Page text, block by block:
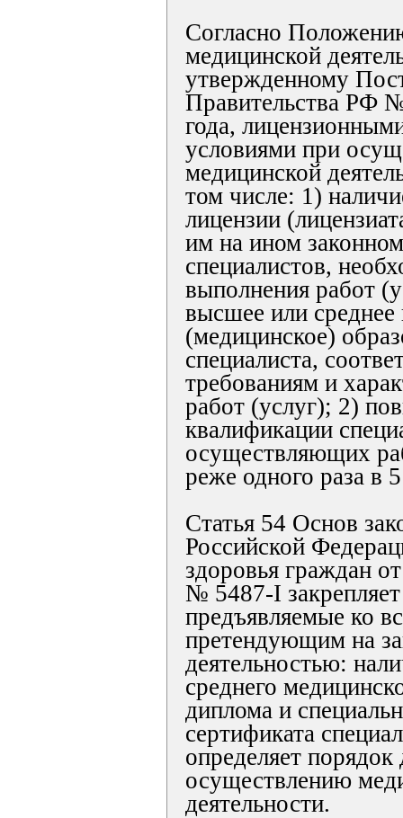
Согласно
медицинской
утвержденному
Правительства РФ
года,
условиями при
медицинской
том числе: 1)
лицензии
им на ином
специалистов,
выполнения работ
высшее или
(медицинское)
специалиста,
требованиям и
работ (услуг); 2)
квалификации
осуществляющих
реже одного раза в
Статья 54 Основ
Российской
здоровья граждан
№ 5487-I
предъявляемые ко
претендующим на
деятельностью:
среднего
диплома и
сертификата
определяет порядок
осуществлению
деятельности.